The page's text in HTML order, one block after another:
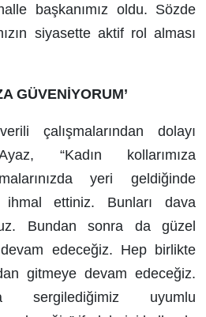
başkanımız oldu. Sözde
siyasette aktif rol alması
GÜVENİYORUM’
çalışmalarından dolayı
“Kadın kollarımıza
yeri geldiğinde
ihmal ettiniz. Bunları dava
Bundan sonra da güzel
edeceğiz. Hep birlikte
gitmeye devam edeceğiz.
sergilediğimiz uyumlu